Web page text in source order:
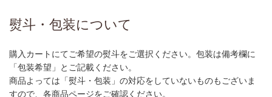
熨斗・包装について
購入カートにてご希望の熨斗をご選択ください。包装は備考欄に
「包装希望」とご記載ください。
商品よっては「熨斗・包装」の対応をしていないものもございま
すので、各商品ページをご確認ください。